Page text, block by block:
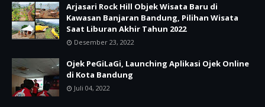
Arjasari Rock Hill Objek Wisata Baru di
Kawasan Banjaran Bandung, Pilihan Wisata
Saat Liburan Akhir Tahun 2022
Desember 23, 2022
Ojek PeGiLaGi, Launching Aplikasi Ojek Online
di Kota Bandung
Juli 04, 2022